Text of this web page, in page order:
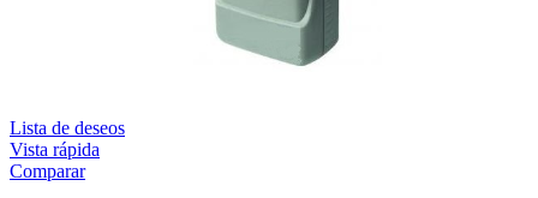
Lista de deseos
Vista rápida
Comparar